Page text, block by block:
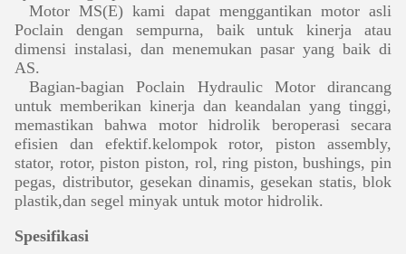
Motor MS(E) kami dapat menggantikan motor asli
Poclain dengan sempurna, baik untuk kinerja atau
dimensi instalasi, dan menemukan pasar yang baik di
AS.
Bagian-bagian Poclain Hydraulic Motor dirancang
untuk memberikan kinerja dan keandalan yang tinggi,
memastikan bahwa motor hidrolik beroperasi secara
efisien dan efektif.kelompok rotor, piston assembly,
stator, rotor, piston piston, rol, ring piston, bushings, pin
pegas, distributor, gesekan dinamis, gesekan statis, blok
plastik,dan segel minyak untuk motor hidrolik.
Spesifikasi